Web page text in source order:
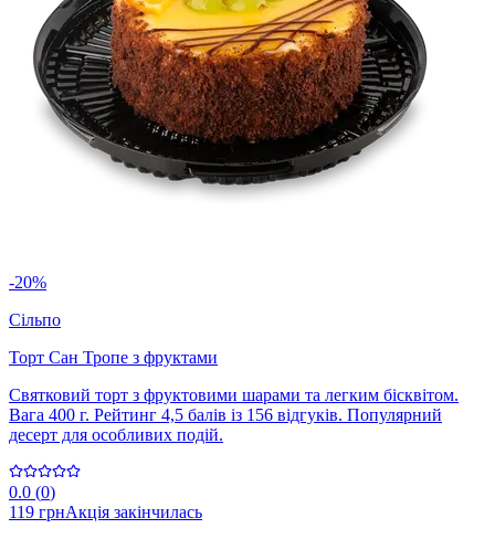
-20%
Сільпо
Торт Сан Тропе з фруктами
Святковий торт з фруктовими шарами та легким бісквітом.
Вага 400 г. Рейтинг 4,5 балів із 156 відгуків. Популярний
десерт для особливих подій.
0.0 (0)
119 грнАкція закінчилась